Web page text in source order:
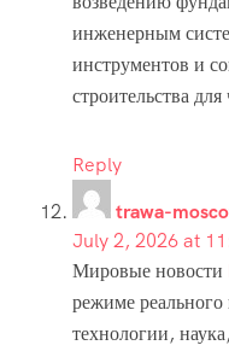
инженерным
инструментов и
строительства
Reply
trawa-
July 2, 2026 at
Мировые новости
режиме
технологии,